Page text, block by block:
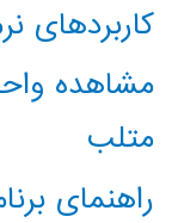
کاربردهای
مشاهده
متلب
راهنمای